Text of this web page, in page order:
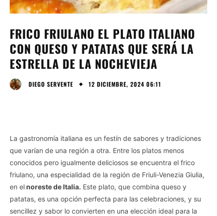
FRICO FRIULANO EL PLATO ITALIANO
CON QUESO Y PATATAS QUE SERÁ LA
ESTRELLA DE LA NOCHEVIEJA
DIEGO SERVENTE 12 DICIEMBRE, 2024 06:11
La gastronomía italiana es un festín de sabores y tradiciones
que varían de una región a otra. Entre los platos menos
conocidos pero igualmente deliciosos se encuentra el frico
friulano, una especialidad de la región de Friuli-Venezia Giulia,
en elnoreste de Italia. Este plato, que combina queso y
patatas, es una opción perfecta para las celebraciones, y su
sencillez y sabor lo convierten en una elección ideal para la